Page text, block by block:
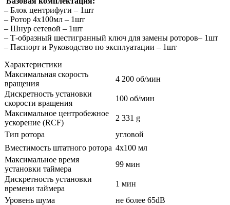
–Блок центрифуги – 1шт
– Ротор 4х100мл – 1шт
– Шнур сетевой – 1шт
– Т-образный шестигранный ключ для замены роторов– 1шт
– Паспорт и Руководство по эксплуатации – 1шт
Характеристики
Максимальная скорость
вращения
4 200 об/мин
Дискретность установки
скорости вращения
100 об/мин
Максимальное центробежное
ускорение (RCF)
2 331 g
Тип ротора
угловой
Вместимость штатного ротора 4х100 мл
Максимальное время
установки таймера
99 мин
Дискретность установки
времени таймера
1 мин
Уровень шума
не более 65dВ